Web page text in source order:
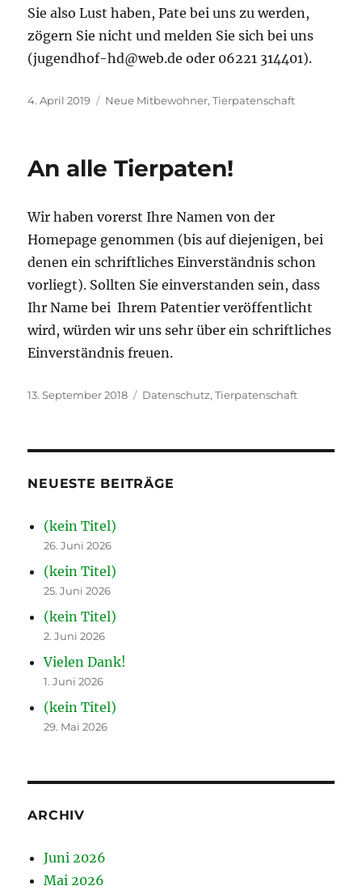
Sie also Lust haben, Pate bei uns zu werden,
zögern Sie nicht und melden Sie sich bei uns
(jugendhof-hd@web.de oder 06221 314401).
Veröffentlicht
4. April 2019 Schlagwörter
Neue Mitbewohner,Tierpatenschaft
An alle Tierpaten!
Wir haben vorerst Ihre Namen von der
Homepage genommen (bis auf diejenigen, bei
denen ein schriftliches Einverständnis schon
vorliegt). Sollten Sie einverstanden sein, dass
Ihr Name bei Ihrem Patentier veröffentlicht
wird, würden wir uns sehr über ein schriftliches
Einverständnis freuen.
Veröffentlicht
13. September 2018 Schlagwörter
Datenschutz,Tierpatenschaft
NEUESTE BEITRÄGE
(kein Titel)
26. Juni 2026
(kein Titel)
25. Juni 2026
(kein Titel)
2. Juni 2026
Vielen Dank!
1. Juni 2026
(kein Titel)
29. Mai 2026
ARCHIV
Juni 2026
Mai 2026